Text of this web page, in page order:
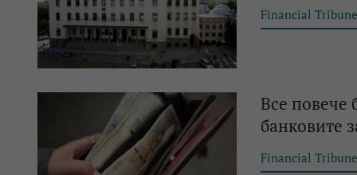
Financial Tribune
Все повече
банковите
Financial Tribune